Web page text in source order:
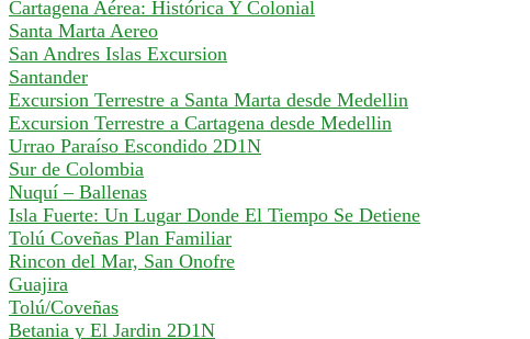
Cartagena Aérea: Histórica Y Colonial
Santa Marta Aereo
San Andres Islas Excursion
Santander
Excursion Terrestre a Santa Marta desde Medellin
Excursion Terrestre a Cartagena desde Medellin
Urrao Paraíso Escondido 2D1N
Sur de Colombia
Nuquí – Ballenas
Isla Fuerte: Un Lugar Donde El Tiempo Se Detiene
Tolú Coveñas Plan Familiar
Rincon del Mar, San Onofre
Guajira
Tolú/Coveñas
Betania y El Jardin 2D1N